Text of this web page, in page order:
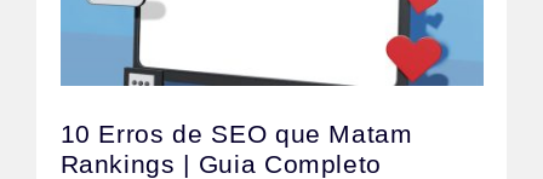
10 Erros de SEO que Matam
Rankings | Guia Completo